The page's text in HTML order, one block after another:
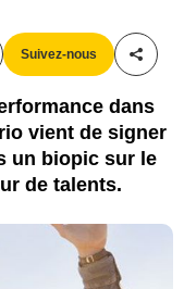
Suivez-nous
dans
vient de signer
un biopic sur le
de talents.